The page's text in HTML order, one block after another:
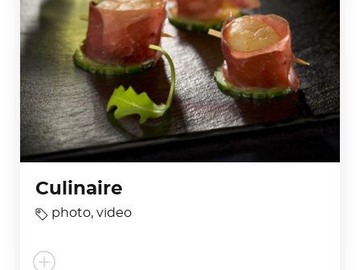
Culinaire
photo,video